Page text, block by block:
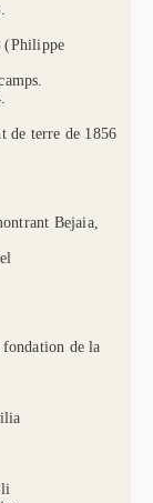
(Philippe
de terre de 1856
Bejaia,
de la